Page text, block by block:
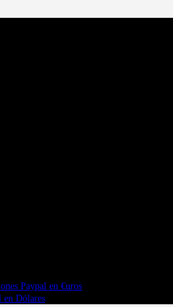
Paypal en €uros
en Dólares